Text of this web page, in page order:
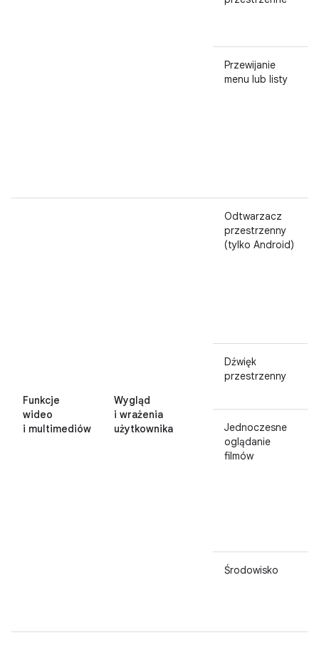
Przewijanie
menu lub listy
Funkcje
wideo
i multimediów
Wygląd
i wrażenia
użytkownika
Odtwarzacz
przestrzenny
(tylko Android)
Dźwięk
przestrzenny
Jednoczesne
oglądanie
filmów
Środowisko